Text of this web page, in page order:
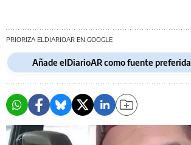
PRIORIZA ELDIARIOAR EN GOOGLE
Añade elDiarioAR como fuente preferida